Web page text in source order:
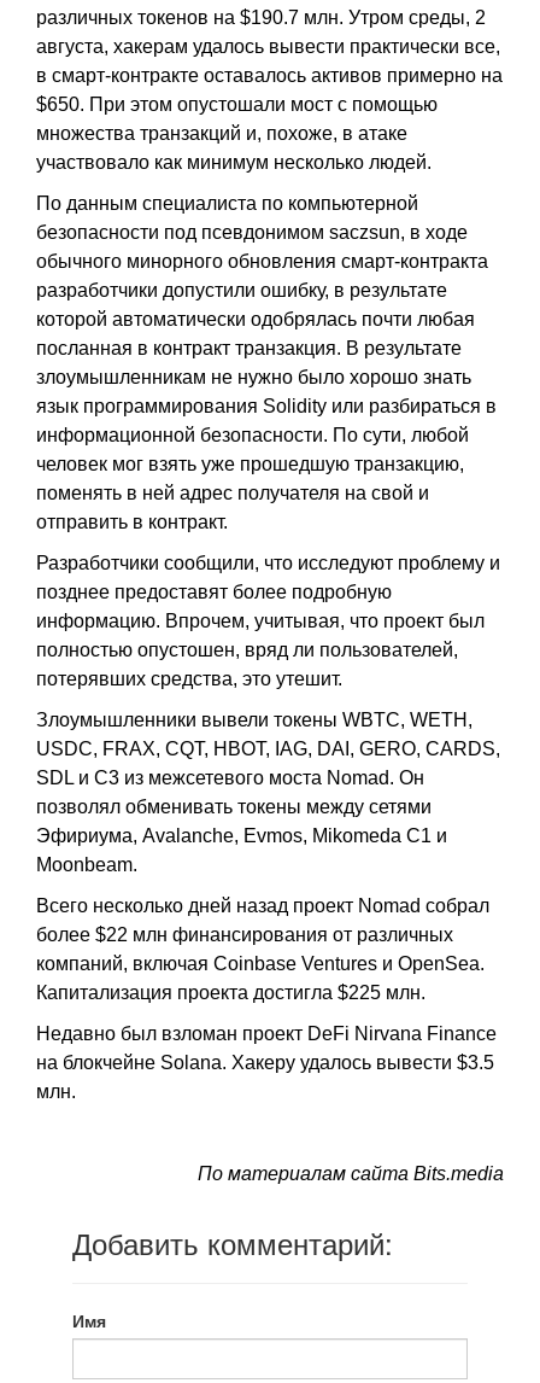
различных токенов на $190.7 млн. Утром среды, 2
августа, хакерам удалось вывести практически все,
в смарт-контракте оставалось активов примерно на
$650. При этом опустошали мост с помощью
множества транзакций и, похоже, в атаке
участвовало как минимум несколько людей.
По данным специалиста по компьютерной
безопасности под псевдонимом saczsun, в ходе
обычного минорного обновления смарт-контракта
разработчики допустили ошибку, в результате
которой автоматически одобрялась почти любая
посланная в контракт транзакция. В результате
злоумышленникам не нужно было хорошо знать
язык программирования Solidity или разбираться в
информационной безопасности. По сути, любой
человек мог взять уже прошедшую транзакцию,
поменять в ней адрес получателя на свой и
отправить в контракт.
Разработчики сообщили, что исследуют проблему и
позднее предоставят более подробную
информацию. Впрочем, учитывая, что проект был
полностью опустошен, вряд ли пользователей,
потерявших средства, это утешит.
Злоумышленники вывели токены WBTC, WETH,
USDC, FRAX, CQT, HBOT, IAG, DAI, GERO, CARDS,
SDL и C3 из межсетевого моста Nomad. Он
позволял обменивать токены между сетями
Эфириума, Avalanche, Evmos, Mikomeda C1 и
Moonbeam.
Всего несколько дней назад проект Nomad собрал
более $22 млн финансирования от различных
компаний, включая Coinbase Ventures и OpenSea.
Капитализация проекта достигла $225 млн.
Недавно был взломан проект DeFi Nirvana Finance
на блокчейне Solana. Хакеру удалось вывести $3.5
млн.
По материалам сайта Bits.media
Добавить комментарий:
Имя